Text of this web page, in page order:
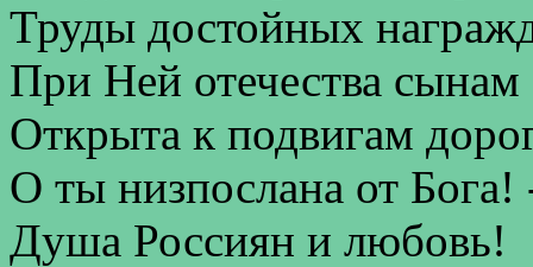
Труды достойных
При Ней отечества сынам
Открыта к подвигам
О ты низпослана от Бога!
Душа Россиян и любовь!